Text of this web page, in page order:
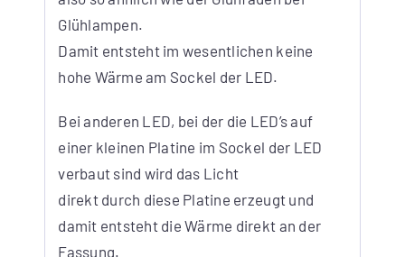
Glühlampen.
Damit entsteht im wesentlichen keine
hohe Wärme am Sockel der LED.
Bei anderen LED, bei der die LED’s auf
einer kleinen Platine im Sockel der LED
verbaut sind wird das Licht
direkt durch diese Platine erzeugt und
damit entsteht die Wärme direkt an der
Fassung.